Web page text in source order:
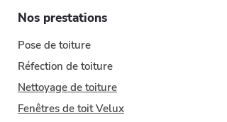
Nos prestations
Pose de toiture
Réfection de toiture
Nettoyage de toiture
Fenêtres de toit Velux